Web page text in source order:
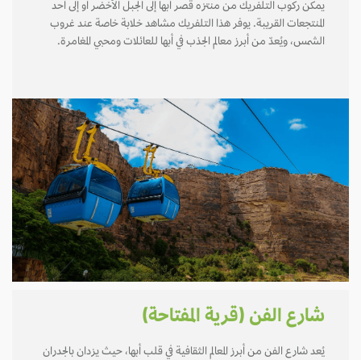
يمكن ركوب التلفريك من منتزه قصر أبها إلى الجبل الأخضر أو إلى أحد
المنتجعات القريبة. يوفر هذا التلفريك مشاهد خلابة خاصة عند غروب
الشمس، ويُعدّ من أبرز معالم الجذب في أبها للعائلات ومحبي المغامرة.
شارع الفن (قرية المفتاحة)
يُعد شارع الفن من أبرز المعالم الثقافية في قلب أبها، حيث يزدان بالجدران